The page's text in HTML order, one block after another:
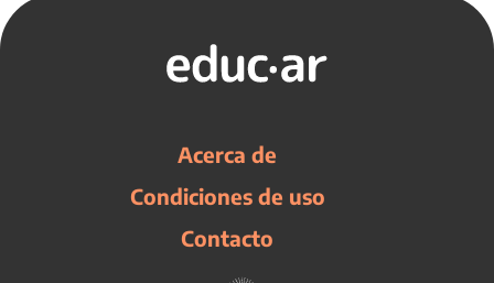
Acerca de
Condiciones de uso
Contacto